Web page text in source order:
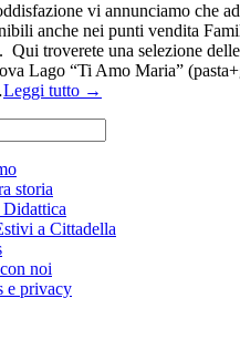
vi annunciamo che
anche nei punti vendita
Qui troverete una selezione
Lago “Ti Amo Maria”
Leggi tutto →
storia
Didattica
a Cittadella
noi
e privacy